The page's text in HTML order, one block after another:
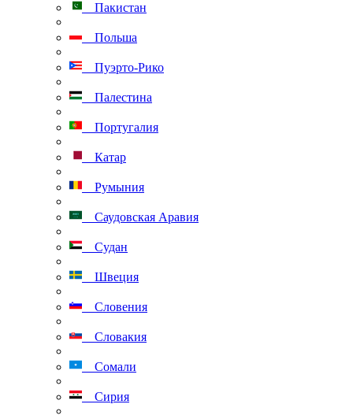
Пакистан
Польша
Пуэрто-Рико
Палестина
Португалия
Катар
Румыния
Саудовская Аравия
Судан
Швеция
Словения
Словакия
Сомали
Сирия